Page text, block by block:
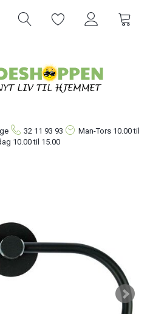
32 11 93 93 Man-Tors 10.00 til
10.00 til 15.00